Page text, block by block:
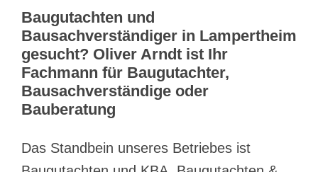
Baugutachten und
Bausachverständiger in Lampertheim
gesucht? Oliver Arndt ist Ihr
Fachmann für Baugutachter,
Bausachverständige oder
Bauberatung
Das Standbein unseres Betriebes ist